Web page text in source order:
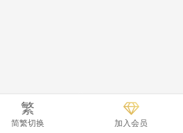
繁
简繁切换 加入会员